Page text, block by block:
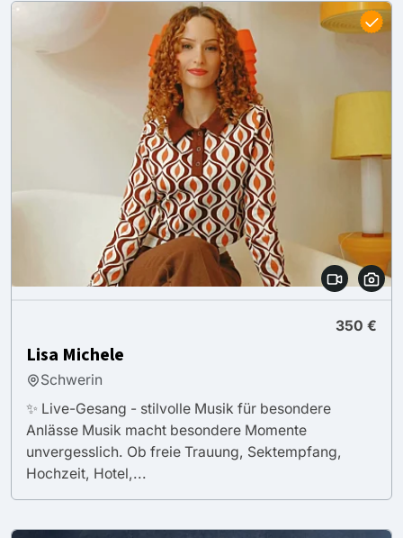
350 €
Lisa Michele
Schwerin
✨ Live-Gesang - stilvolle Musik für besondere
Anlässe Musik macht besondere Momente
unvergesslich. Ob freie Trauung, Sektempfang,
Hochzeit, Hotel,...